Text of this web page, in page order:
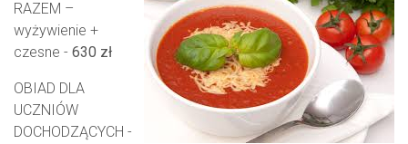
RAZEM –
wyżywienie +
czesne - 630 zł
OBIAD DLA
UCZNIÓW
DOCHODZĄCYCH -